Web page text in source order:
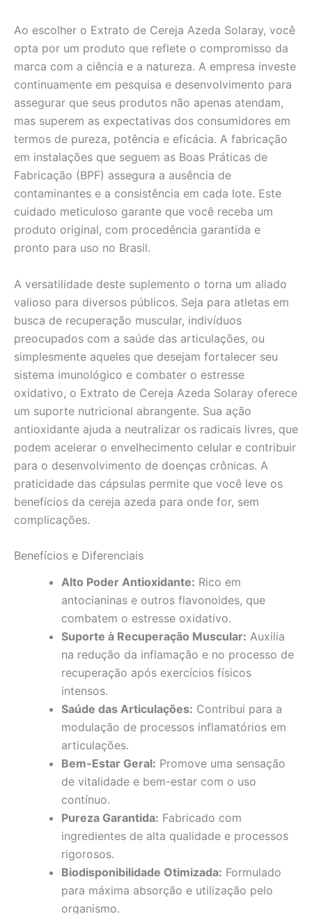
Ao escolher o Extrato de Cereja Azeda Solaray, você
opta por um produto que reflete o compromisso da
marca com a ciência e a natureza. A empresa investe
continuamente em pesquisa e desenvolvimento para
assegurar que seus produtos não apenas atendam,
mas superem as expectativas dos consumidores em
termos de pureza, potência e eficácia. A fabricação
em instalações que seguem as Boas Práticas de
Fabricação (BPF) assegura a ausência de
contaminantes e a consistência em cada lote. Este
cuidado meticuloso garante que você receba um
produto original, com procedência garantida e
pronto para uso no Brasil.
A versatilidade deste suplemento o torna um aliado
valioso para diversos públicos. Seja para atletas em
busca de recuperação muscular, indivíduos
preocupados com a saúde das articulações, ou
simplesmente aqueles que desejam fortalecer seu
sistema imunológico e combater o estresse
oxidativo, o Extrato de Cereja Azeda Solaray oferece
um suporte nutricional abrangente. Sua ação
antioxidante ajuda a neutralizar os radicais livres, que
podem acelerar o envelhecimento celular e contribuir
para o desenvolvimento de doenças crônicas. A
praticidade das cápsulas permite que você leve os
benefícios da cereja azeda para onde for, sem
complicações.
Benefícios e Diferenciais
Alto Poder Antioxidante: Rico em
antocianinas e outros flavonoides, que
combatem o estresse oxidativo.
Suporte à Recuperação Muscular: Auxilia
na redução da inflamação e no processo de
recuperação após exercícios físicos
intensos.
Saúde das Articulações: Contribui para a
modulação de processos inflamatórios em
articulações.
Bem-Estar Geral: Promove uma sensação
de vitalidade e bem-estar com o uso
contínuo.
Pureza Garantida: Fabricado com
ingredientes de alta qualidade e processos
rigorosos.
Biodisponibilidade Otimizada: Formulado
para máxima absorção e utilização pelo
organismo.